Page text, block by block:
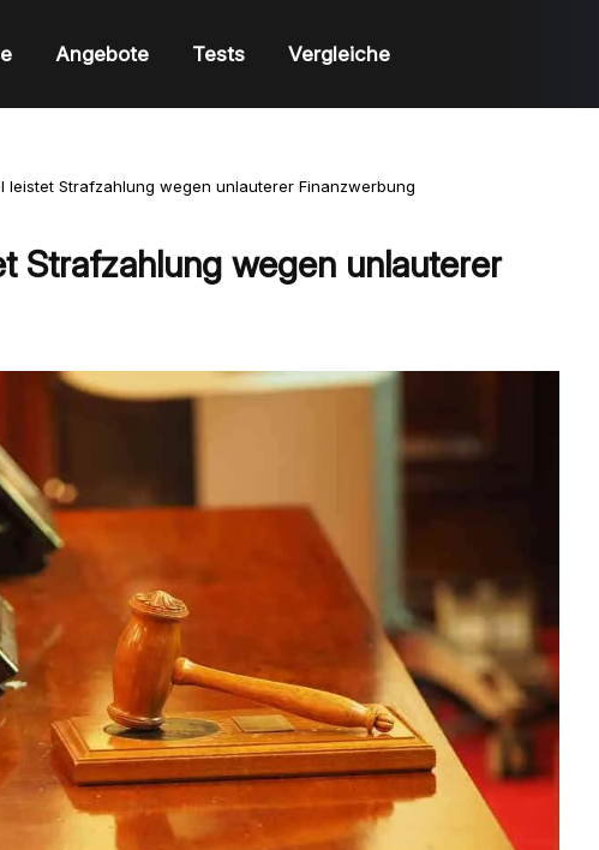
Angebote Tests Vergleiche
leistet Strafzahlung wegen unlauterer Finanzwerbung
Strafzahlung wegen unlauterer